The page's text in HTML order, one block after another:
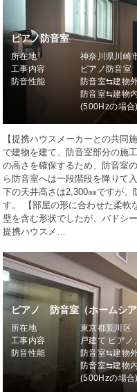
ピアノ防音室
所在地
神奈川県川崎
工事内容
ピアノ防音室
防音性能
防音室⇆建物
防音室⇆建物
(500Hzの場合)
【提携ハウスメーカーとの共同
で建物を建て、防音室部分の施
の高さを確保するため、防音室
ら防音室へは一段階段を降りて
下の天井高さは2,300㎜ですが、
す。 【部屋の形に合わせた柔軟
壁を含む形状でしたが、バドシ
提携ハウスメ…
ピアノ 防音室（ホームシア
所在地
東京都荒川区
工事内容
戸建て ピア
防音性能
防音室⇆建物
防音室⇆建物
(500Hzの場合)